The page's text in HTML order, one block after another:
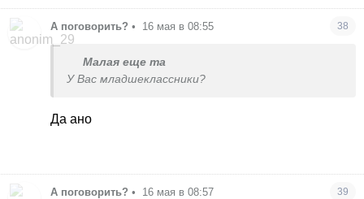
А поговорить? • 16 мая в 08:55 38
Малая еще та
У Вас младшеклассники?
Да ано
А поговорить? • 16 мая в 08:57 39